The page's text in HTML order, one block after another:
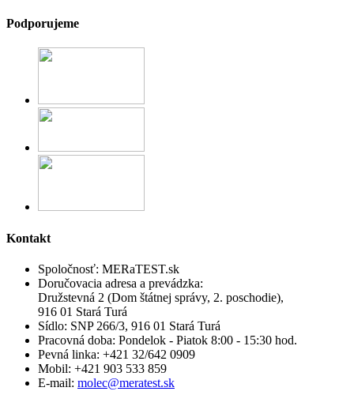
Podporujeme
Kontakt
Spoločnosť: MERaTEST.sk
Doručovacia adresa a prevádzka:
Družstevná 2 (Dom štátnej správy, 2. poschodie),
916 01 Stará Turá
Sídlo: SNP 266/3, 916 01 Stará Turá
Pracovná doba: Pondelok - Piatok 8:00 - 15:30 hod.
Pevná linka: +421 32/642 0909
Mobil: +421 903 533 859
E-mail: molec@meratest.sk